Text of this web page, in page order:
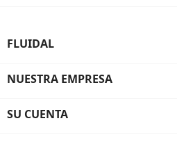
FLUIDAL
NUESTRA EMPRESA
SU CUENTA